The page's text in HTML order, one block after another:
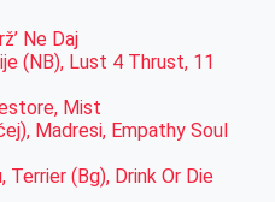
Ne Daj
(NB), Lust 4 Thrust, 11
Mist
Madresi, Empathy Soul
Terrier (Bg), Drink Or Die